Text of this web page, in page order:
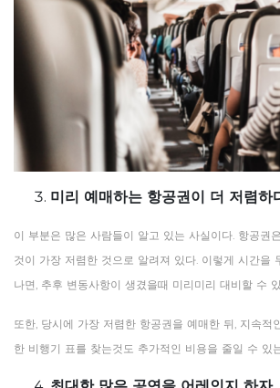
미리 예매하는 항공권이 더 저렴하
이 부분은 많은 사람들이 알고 있는 사실이다. 항공권은
것이 가장 저렴한 것으로 알려져 있다. 이렇게 시간을
나면 , 추후 변동사항이 생겼을때 미리미리 대비할 수
또한, 당시에 가장 저렴한 항공권을 예매한 뒤 , 지속적
한 비행기 표를 찾는것도 추가적인 비용을 줄일 수 있